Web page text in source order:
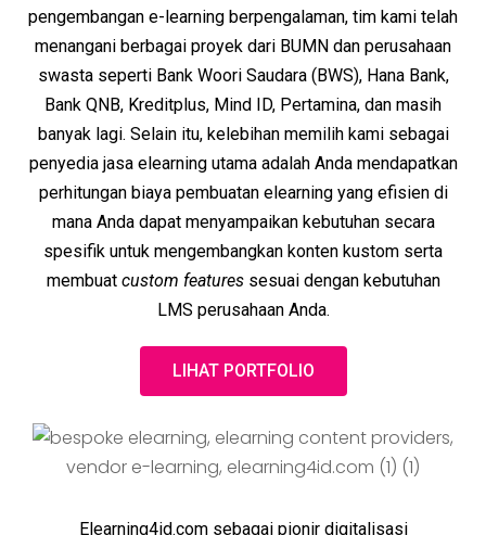
pengembangan e-learning berpengalaman, tim kami telah
menangani berbagai proyek dari BUMN dan perusahaan
swasta seperti Bank Woori Saudara (BWS), Hana Bank,
Bank QNB, Kreditplus, Mind ID, Pertamina, dan masih
banyak lagi. Selain itu, kelebihan memilih kami sebagai
penyedia jasa elearning utama adalah Anda mendapatkan
perhitungan biaya pembuatan elearning yang efisien di
mana Anda dapat menyampaikan kebutuhan secara
spesifik untuk mengembangkan konten kustom serta
membuat custom featuressesuai dengan kebutuhan
LMS perusahaan Anda.
LIHAT PORTFOLIO
Elearning4id.com sebagai pionir digitalisasi